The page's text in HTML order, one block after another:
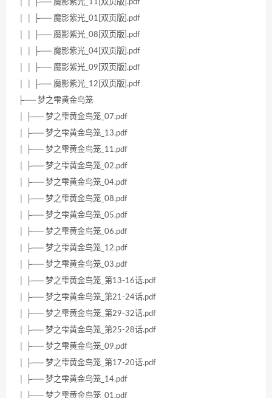
│ │ ├── 魔影紫光_11[双页版].pdf
│ │ ├── 魔影紫光_01[双页版].pdf
│ │ ├── 魔影紫光_08[双页版].pdf
│ │ ├── 魔影紫光_04[双页版].pdf
│ │ ├── 魔影紫光_09[双页版].pdf
│ │ ├── 魔影紫光_12[双页版].pdf
├── 梦之雫黄金鸟笼
│ ├── 梦之雫黄金鸟笼_07.pdf
│ ├── 梦之雫黄金鸟笼_13.pdf
│ ├── 梦之雫黄金鸟笼_11.pdf
│ ├── 梦之雫黄金鸟笼_02.pdf
│ ├── 梦之雫黄金鸟笼_04.pdf
│ ├── 梦之雫黄金鸟笼_08.pdf
│ ├── 梦之雫黄金鸟笼_05.pdf
│ ├── 梦之雫黄金鸟笼_06.pdf
│ ├── 梦之雫黄金鸟笼_12.pdf
│ ├── 梦之雫黄金鸟笼_03.pdf
│ ├── 梦之雫黄金鸟笼_第13-16话.pdf
│ ├── 梦之雫黄金鸟笼_第21-24话.pdf
│ ├── 梦之雫黄金鸟笼_第29-32话.pdf
│ ├── 梦之雫黄金鸟笼_第25-28话.pdf
│ ├── 梦之雫黄金鸟笼_09.pdf
│ ├── 梦之雫黄金鸟笼_第17-20话.pdf
│ ├── 梦之雫黄金鸟笼_14.pdf
│ ├── 梦之雫黄金鸟笼_01.pdf